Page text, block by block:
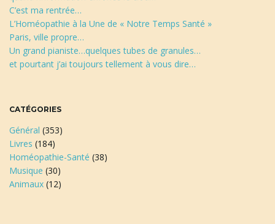
C’est ma rentrée…
L’Homéopathie à la Une de « Notre Temps Santé »
Paris, ville propre…
Un grand pianiste…quelques tubes de granules…
et pourtant j’ai toujours tellement à vous dire…
CATÉGORIES
Général (353)
Livres (184)
Homéopathie-Santé (38)
Musique (30)
Animaux (12)